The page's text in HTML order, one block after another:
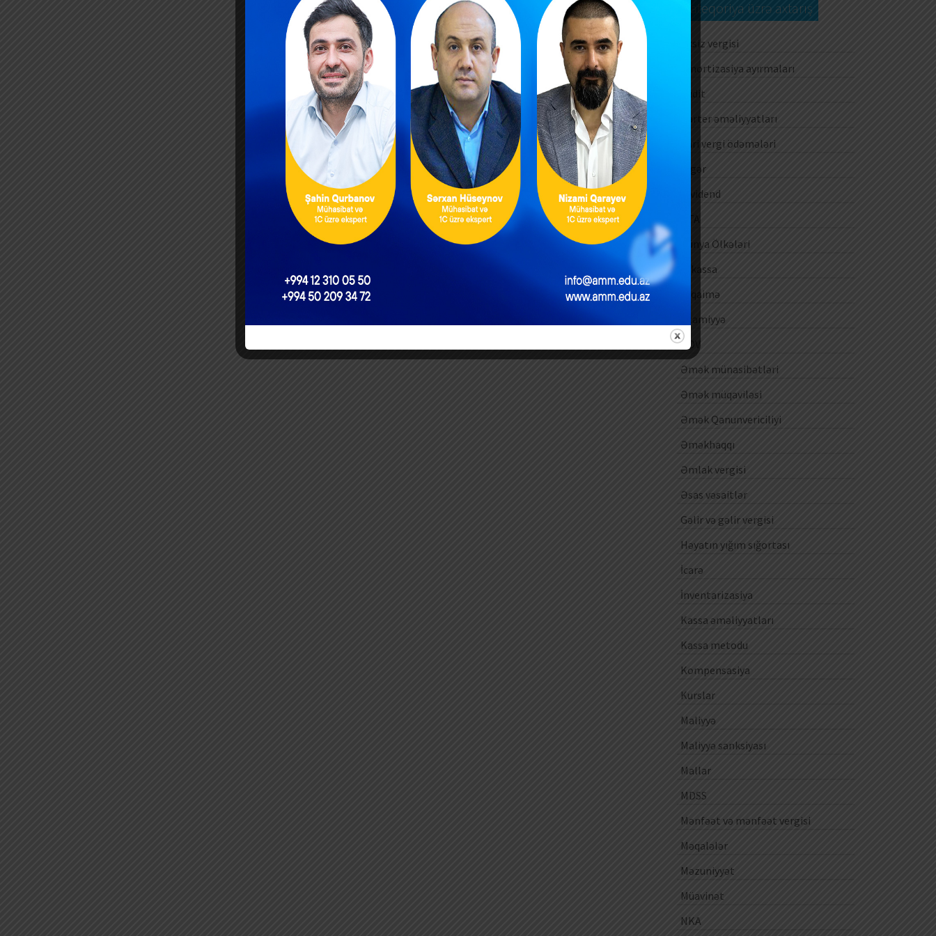
Kateqoriya üzrə axtarış
Aksiz vergisi
Amortizasiya ayırmaları
Audit
Barter əməliyyatları
Cari vergi ödəmələri
Digər
Dividend
Dünya Ölkələri
E-kassa
E-qaimə
Ezamiyyə
ƏDV
Əmək münasibətləri
Əmək müqaviləsi
Əmək Qanunvericiliyi
Əməkhaqqı
Əmlak vergisi
Əsas vəsaitlər
Gəlir və gəlir vergisi
Həyatın yığım sığortası
İcarə
İnventarizasiya
Kassa əməliyyatları
Kassa metodu
Kompensasiya
Kurslar
Maliyyə
Maliyyə sanksiyası
Mallar
MDSS
Mənfəət və mənfəət vergisi
Məqalələr
Məzuniyyət
Müavinət
NKA